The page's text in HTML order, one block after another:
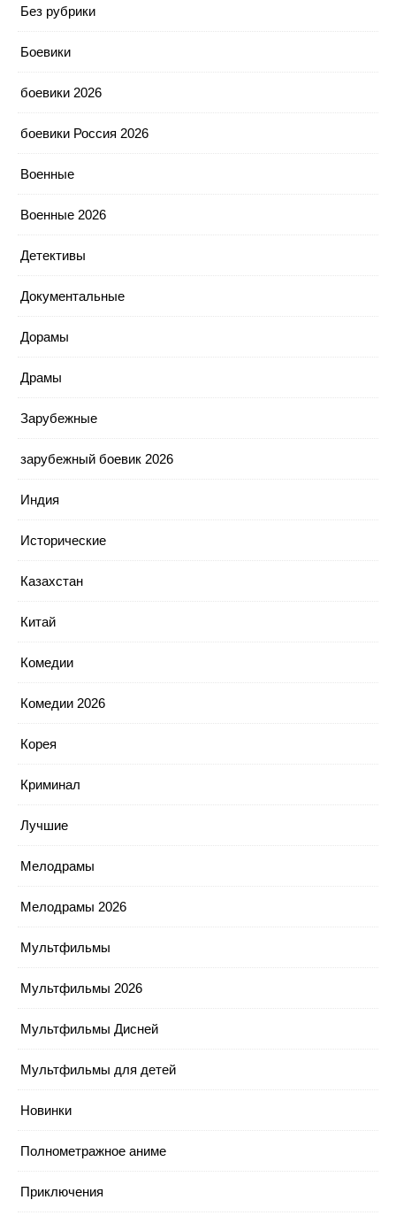
Без рубрики
Боевики
боевики 2026
боевики Россия 2026
Военные
Военные 2026
Детективы
Документальные
Дорамы
Драмы
Зарубежные
зарубежный боевик 2026
Индия
Исторические
Казахстан
Китай
Комедии
Комедии 2026
Корея
Криминал
Лучшие
Мелодрамы
Мелодрамы 2026
Мультфильмы
Мультфильмы 2026
Мультфильмы Дисней
Мультфильмы для детей
Новинки
Полнометражное аниме
Приключения